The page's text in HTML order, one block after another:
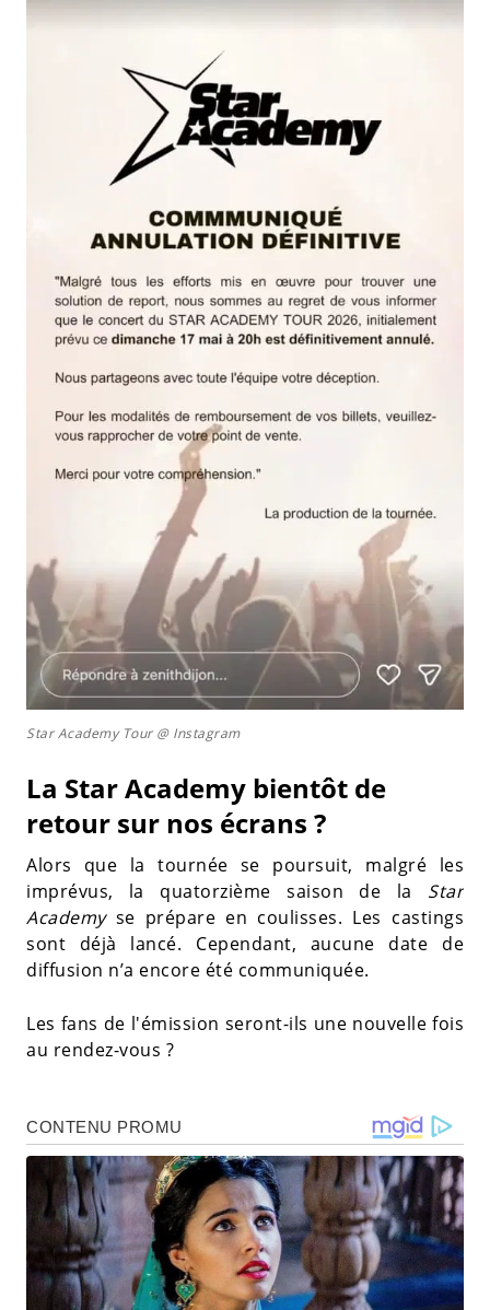
Star Academy Tour @ Instagram
La Star Academy bientôt de
retour sur nos écrans ?
Alors que la tournée se poursuit, malgré les
imprévus, la quatorzième saison de la Star
Academyse prépare en coulisses. Les castings
sont déjà lancé. Cependant, aucune date de
diffusion n’a encore été communiquée.
Les fans de l'émission seront-ils une nouvelle fois
au rendez-vous ?